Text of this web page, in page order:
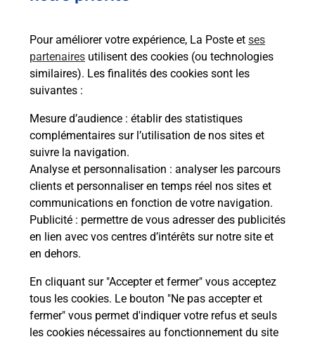
Pour améliorer votre expérience, La Poste et ses
partenaires utilisent des cookies (ou technologies
similaires). Les finalités des cookies sont les
suivantes :
Mesure d’audience : établir des statistiques
complémentaires sur l’utilisation de nos sites et
suivre la navigation.
Analyse et personnalisation : analyser les parcours
clients et personnaliser en temps réel nos sites et
communications en fonction de votre navigation.
Publicité : permettre de vous adresser des publicités
en lien avec vos centres d’intérêts sur notre site et
en dehors.
En cliquant sur "Accepter et fermer" vous acceptez
tous les cookies. Le bouton "Ne pas accepter et
fermer" vous permet d'indiquer votre refus et seuls
les cookies nécessaires au fonctionnement du site
Comment demander une
modification de livraison ?
Comment La Poste participe-t-elle
à votre sécurité au quotidien ?
Puis-je passer mon code de la route
avec La Poste et sous quelles
conditions ?
Localiser Liste Haute-Corse MOROSAGLIA